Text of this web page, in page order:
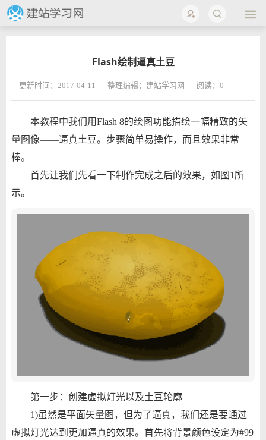
Flash绘制逼真土豆
更新时间：2017-04-11 整理编辑：建站学习网 阅读： 0
本教程中我们用Flash 8的绘图功能描绘一幅精致的矢
量图像——逼真土豆。步骤简单易操作，而且效果非常
棒。
首先让我们先看一下制作完成之后的效果，如图1所
示。
第一步：创建虚拟灯光以及土豆轮廓
1)虽然是平面矢量图，但为了逼真，我们还是要通过
虚拟灯光达到更加逼真的效果。首先将背景颜色设定为#99